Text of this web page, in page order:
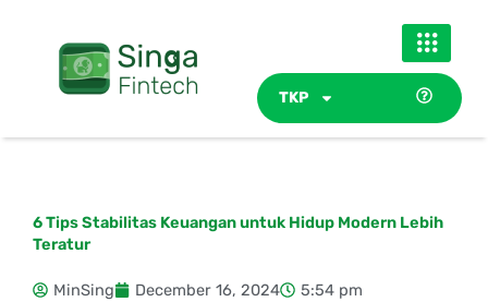
TKP
6 Tips Stabilitas Keuangan untuk Hidup Modern Lebih
Teratur
MinSing December 16, 2024
5:54 pm